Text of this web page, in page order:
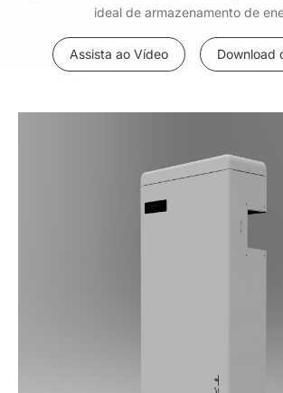
ideal de armazenamento de
Assista ao Vídeo Download